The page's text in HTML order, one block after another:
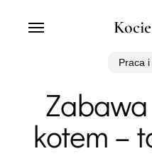
Menu
Praca
kotem –